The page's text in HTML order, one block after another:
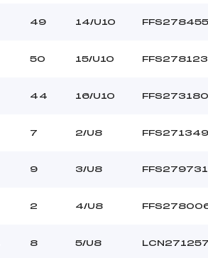
49 14/U10
50 15/U10
44 16/U10
7 2/U8
9 3/U8
2 4/U8
8 5/U8